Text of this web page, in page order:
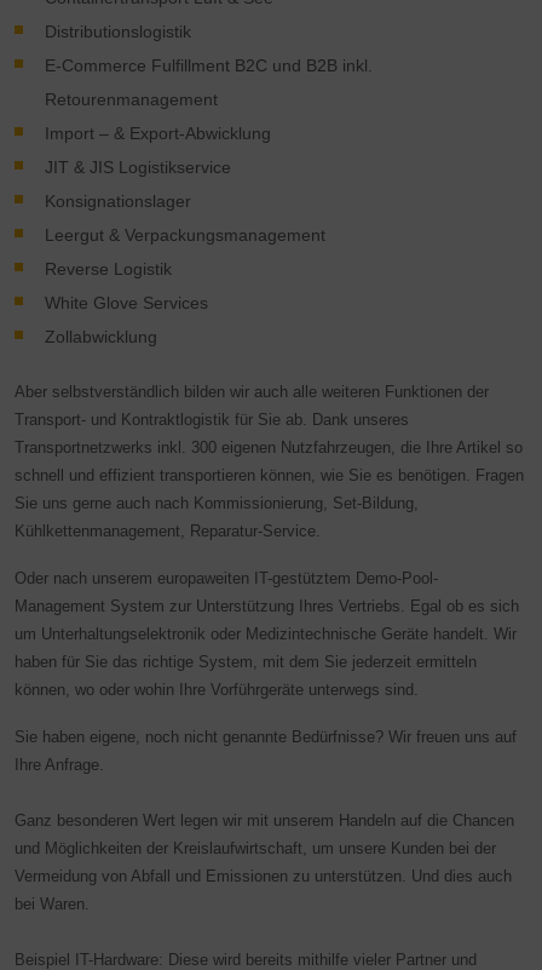
Distributionslogistik
E-Commerce Fulfillment B2C und B2B inkl.
Retourenmanagement
Import – & Export-Abwicklung
JIT & JIS Logistikservice
Konsignationslager
Leergut & Verpackungsmanagement
Reverse Logistik
White Glove Services
Zollabwicklung
Aber selbstverständlich bilden wir auch alle weiteren Funktionen der
Transport- und Kontraktlogistik für Sie ab. Dank unseres
Transportnetzwerks inkl. 300 eigenen Nutzfahrzeugen, die Ihre Artikel so
schnell und effizient transportieren können, wie Sie es benötigen. Fragen
Sie uns gerne auch nach Kommissionierung, Set-Bildung,
Kühlkettenmanagement, Reparatur-Service.
Oder nach unserem europaweiten IT-gestütztem Demo-Pool-
Management System zur Unterstützung Ihres Vertriebs. Egal ob es sich
um Unterhaltungselektronik oder Medizintechnische Geräte handelt. Wir
haben für Sie das richtige System, mit dem Sie jederzeit ermitteln
können, wo oder wohin Ihre Vorführgeräte unterwegs sind.
Sie haben eigene, noch nicht genannte Bedürfnisse? Wir freuen uns auf
Ihre Anfrage.
Ganz besonderen Wert legen wir mit unserem Handeln auf die Chancen
und Möglichkeiten der Kreislaufwirtschaft, um unsere Kunden bei der
Vermeidung von Abfall und Emissionen zu unterstützen. Und dies auch
bei Waren.
Beispiel IT-Hardware: Diese wird bereits mithilfe vieler Partner und